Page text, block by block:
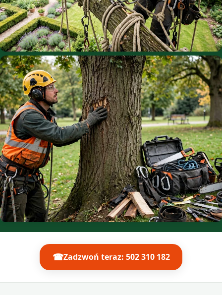
☎Zadzwoń teraz: 502 310 182